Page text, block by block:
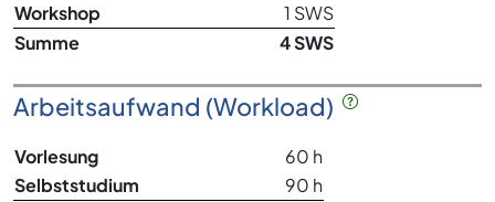
Workshop
1 SWS
Summe
4 SWS
Arbeitsaufwand (Workload)
Vorlesung
60 h
Selbststudium
90 h